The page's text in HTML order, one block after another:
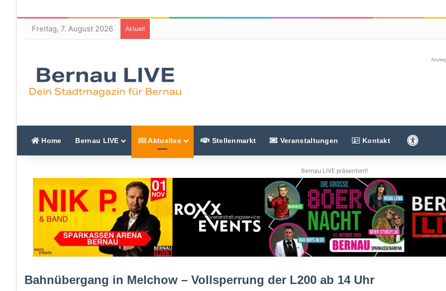
Freitag, 7. August 2026 Aktuell
Home Bernau LIVE Aktuelles Stellenmarkt Veranstaltungen Kontakt
Bernau LIVE präsentiert!
Bahnübergang in Melchow – Vollsperrung der L200 ab 14 Uhr